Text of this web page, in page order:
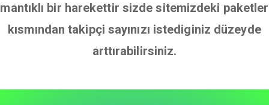
mantıklı bir harekettir sizde sitemizdeki paketler
kısmından takipçi sayınızı istediginiz düzeyde
arttırabilirsiniz.